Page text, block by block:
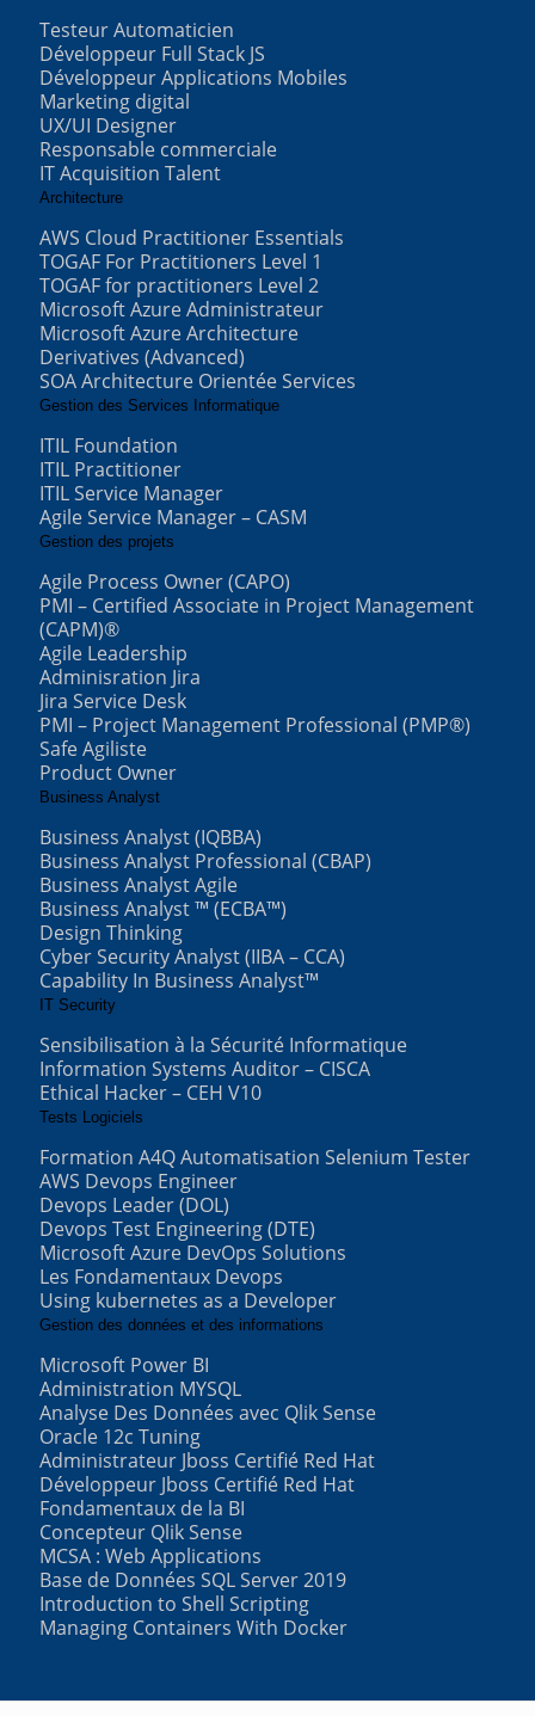
Testeur Automaticien
Développeur Full Stack JS
Développeur Applications Mobiles
Marketing digital
UX/UI Designer
Responsable commerciale
IT Acquisition Talent
Architecture
AWS Cloud Practitioner Essentials
TOGAF For Practitioners Level 1
TOGAF for practitioners Level 2
Microsoft Azure Administrateur
Microsoft Azure Architecture
Derivatives (Advanced)
SOA Architecture Orientée Services
Gestion des Services Informatique
ITIL Foundation
ITIL Practitioner
ITIL Service Manager
Agile Service Manager – CASM
Gestion des projets
Agile Process Owner (CAPO)
PMI – Certified Associate in Project Management
(CAPM)®
Agile Leadership
Adminisration Jira
Jira Service Desk
PMI – Project Management Professional (PMP®)
Safe Agiliste
Product Owner
Business Analyst
Business Analyst (IQBBA)
Business Analyst Professional (CBAP)
Business Analyst Agile
Business Analyst ™ (ECBA™)
Design Thinking
Cyber Security Analyst (IIBA – CCA)
Capability In Business Analyst™
IT Security
Sensibilisation à la Sécurité Informatique
Information Systems Auditor – CISCA
Ethical Hacker – CEH V10
Tests Logiciels
Formation A4Q Automatisation Selenium Tester
AWS Devops Engineer
Devops Leader (DOL)
Devops Test Engineering (DTE)
Microsoft Azure DevOps Solutions
Les Fondamentaux Devops
Using kubernetes as a Developer
Gestion des données et des informations
Microsoft Power BI
Administration MYSQL
Analyse Des Données avec Qlik Sense
Oracle 12c Tuning
Administrateur Jboss Certifié Red Hat
Développeur Jboss Certifié Red Hat
Fondamentaux de la BI
Concepteur Qlik Sense
MCSA : Web Applications
Base de Données SQL Server 2019
Introduction to Shell Scripting
Managing Containers With Docker